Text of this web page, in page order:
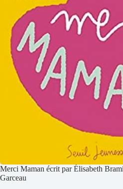
Merci Maman écrit par Élisabeth
Garceau